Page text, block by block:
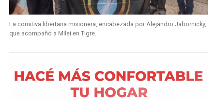
La comitiva libertaria misionera, encabezada por Alejandro Jabornicky,
que acompañó a Milei en Tigre.